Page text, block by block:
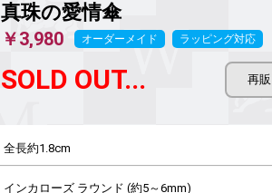
真珠の愛情傘
￥3,980 オーダーメイド ラッピング対応
SOLD OUT...
全長約1.8cm
インカローズ ラウンド (約5～6mm)